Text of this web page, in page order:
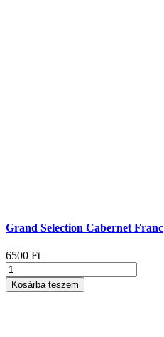
Grand Selection Cabernet Franc
6500 Ft
Grand
Selection
Cabernet
Kosárba teszem